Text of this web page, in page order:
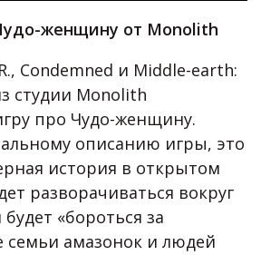
женщину от Monolith
Condemned и Middle-earth:
студии Monolith
про Чудо-женщину.
описанию игры, это
история в открытом
разворачиваться вокруг
«бороться за
семьи амазонок и людей